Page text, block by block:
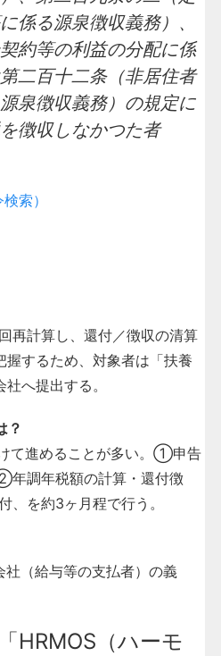
係る源泉徴収義務）、
約等の利益の分配に係
二百十二条（非居住者
泉徴収義務）の規定に
徴収しなかつた者
索）
再計算し、還付／徴収の清算
握するため、対象者は「扶養
へ提出する。
？
て進めることが多い。①申告
調年税額の計算・還付徴
を約3ヶ月程で行う。
（給与等の支払者）の義
HRMOS（ハーモ